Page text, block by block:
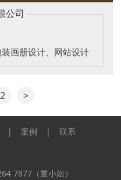
公司
画册设计、网站设计
2 >
| 案例 | 联系
7877（董小姐）